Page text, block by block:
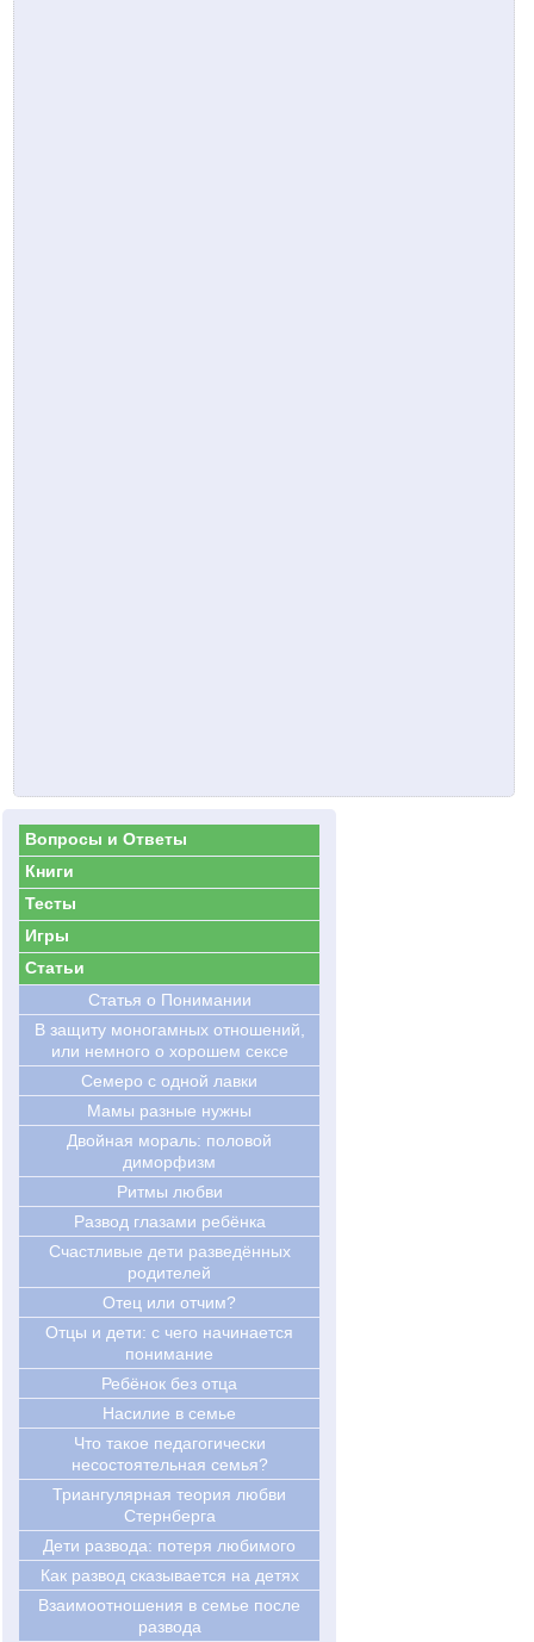
Вопросы и Ответы
Книги
Тесты
Игры
Статьи
Статья о Понимании
В защиту моногамных отношений,
или немного о хорошем сексе
Семеро с одной лавки
Мамы разные нужны
Двойная мораль: половой
диморфизм
Ритмы любви
Развод глазами ребёнка
Счастливые дети разведённых
родителей
Отец или отчим?
Отцы и дети: с чего начинается
понимание
Ребёнок без отца
Насилие в семье
Что такое педагогически
несостоятельная семья?
Триангулярная теория любви
Стернберга
Дети развода: потеря любимого
Как развод сказывается на детях
Взаимоотношения в семье после
развода